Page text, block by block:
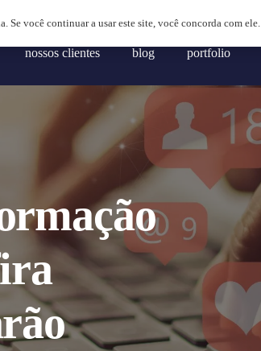
nossos clientes blog portfolio
Se você continuar a usar este site, você concorda com ele.